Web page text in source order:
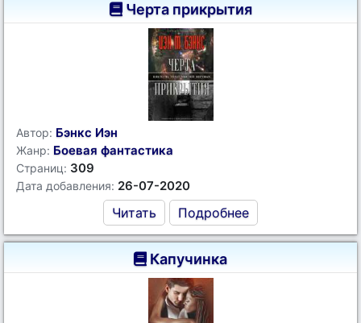
Черта прикрытия
Автор: Бэнкс Иэн
Жанр: Боевая фантастика
Страниц: 309
Дата добавления: 26-07-2020
Читать Подробнее
Капучинка